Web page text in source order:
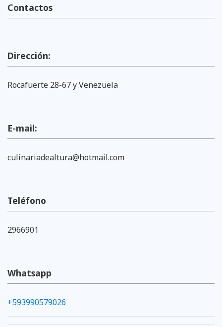
Contactos
Dirección:
Rocafuerte 28-67 y Venezuela
E-mail:
culinariadealtura@hotmail.com
Teléfono
2966901
Whatsapp
+593990579026